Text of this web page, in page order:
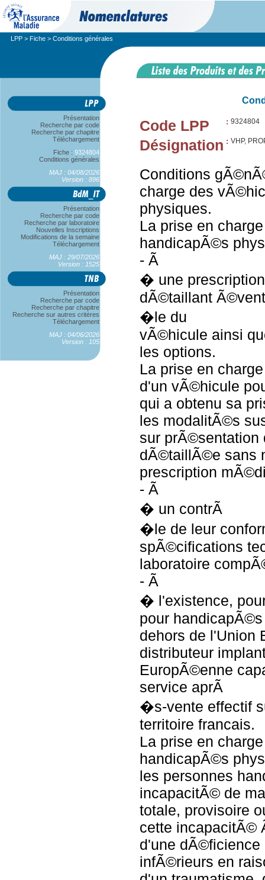
LPP > Fiche > Conditions générales
Présentation
Recherche par code
Recherche par chapitre
Téléchargement
Fiche : 9324804
Conditions générales
MAJ : 04/08/2026
Version : 896
Présentation
Recherche par code
Recherche par laboratoire
Nouvelles Inscriptions
Modifications de la semaine
Téléchargement
MAJ : 29/07/2026
Version : 1525
Présentation
Recherche par code
Recherche par chapitre
Recherche sur autres critères
Téléchargement
MAJ : 04/06/2026
Version : 105
Code LPP : 9324804
Désignation : VHP,
Conditions
charge des
physiques.
La prise en
handicapÃ©s
- Ã
� une
dÃ©taillant
�le du
vÃ©hicule ainsi
les options.
La prise en
d'un vÃ©hicule
qui a obtenu sa
les modalitÃ©s
sur prÃ©sentation
dÃ©taillÃ©e sans
prescription
- Ã
� un contrÃ
�le de leur
spÃ©cifications
laboratoire
- Ã
� l'existence,
pour
dehors de l'Union
distributeur
EuropÃ©enne
service aprÃ
�s-vente effectif
territoire francais.
La prise en
handicapÃ©s
les personnes
incapacitÃ© de
totale, provisoire
cette incapacitÃ©
d'une dÃ©ficience
infÃ©rieurs en